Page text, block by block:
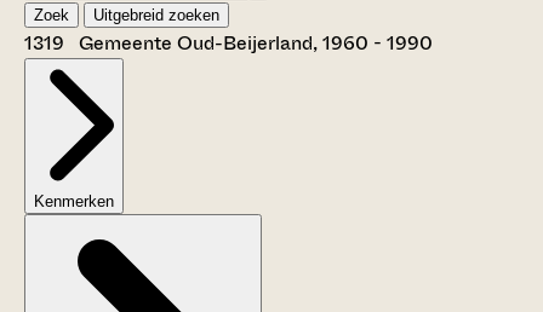
Zoek Uitgebreid zoeken
1319 Gemeente Oud-Beijerland, 1960 - 1990
Kenmerken